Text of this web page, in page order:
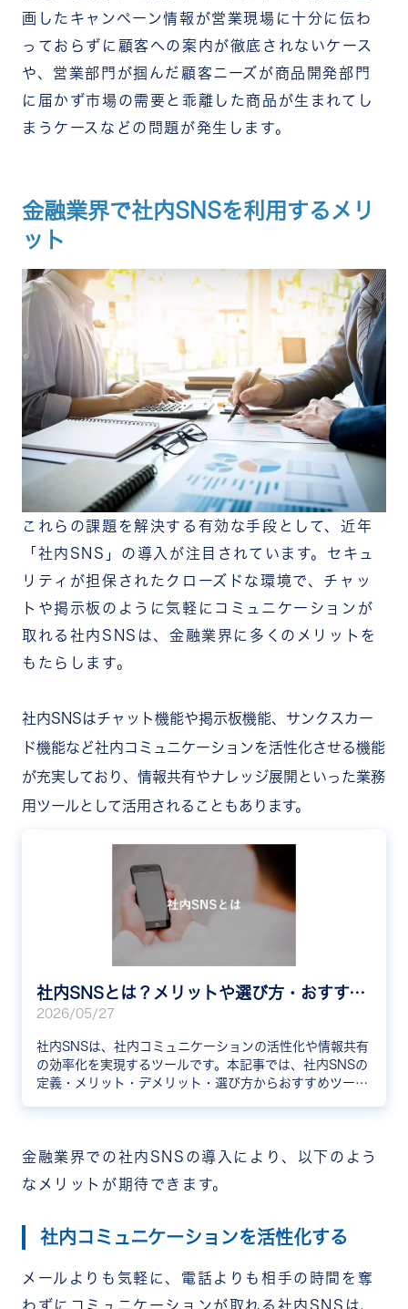
画したキャンペーン情報が営業現場に十分に伝わ
っておらずに顧客への案内が徹底されないケース
や、営業部門が掴んだ顧客ニーズが商品開発部門
に届かず市場の需要と乖離した商品が生まれてし
まうケースなどの問題が発生します。
金融業界で社内SNSを利用するメリ
ット
これらの課題を解決する有効な手段として、近年
「社内SNS」の導入が注目されています。セキュ
リティが担保されたクローズドな環境で、チャッ
トや掲示板のように気軽にコミュニケーションが
取れる社内SNSは、金融業界に多くのメリットを
もたらします。
社内SNSはチャット機能や掲示板機能、サンクスカー
ド機能など社内コミュニケーションを活性化させる機能
が充実しており、情報共有やナレッジ展開といった業務
用ツールとして活用されることもあります。
社内SNSとは？メリットや選び方・おすすめ10選と事例を解説
2026/05/27
社内SNSは、社内コミュニケーションの活性化や情報共有
の効率化を実現するツールです。本記事では、社内SNSの
定義・メリット・デメリット・選び方からおすすめツール
金融業界での社内SNSの導入により、以下のよう
なメリットが期待できます。
社内コミュニケーションを活性化する
メールよりも気軽に、電話よりも相手の時間を奪
わずにコミュニケーションが取れる社内SNSは、